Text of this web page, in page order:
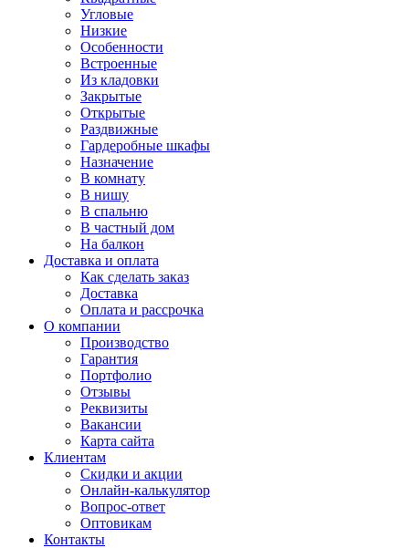
Угловые
Низкие
Особенности
Встроенные
Из кладовки
Закрытые
Открытые
Раздвижные
Гардеробные шкафы
Назначение
В комнату
В нишу
В спальню
В частный дом
На балкон
Доставка и оплата
Как сделать заказ
Доставка
Оплата и рассрочка
О компании
Производство
Гарантия
Портфолио
Отзывы
Реквизиты
Вакансии
Карта сайта
Клиентам
Скидки и акции
Онлайн-калькулятор
Вопрос-ответ
Оптовикам
Контакты